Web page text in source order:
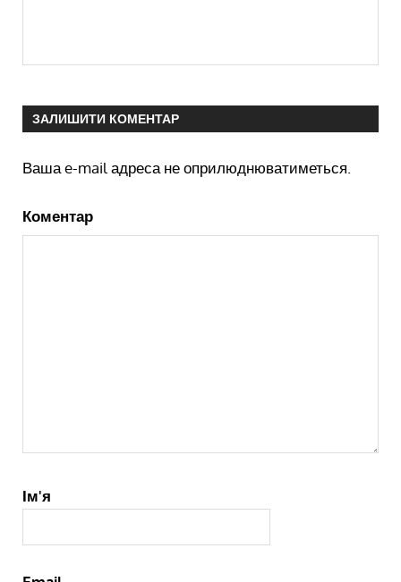
ЗАЛИШИТИ КОМЕНТАР
Ваша e-mail адреса не оприлюднюватиметься.
Коментар
Ім'я